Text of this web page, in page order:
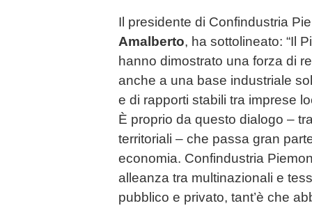
Il presidente di Confindustria
Amalberto, ha sottolineato: “Il
hanno dimostrato una forza di
anche a una base industriale
e di rapporti stabili tra imprese
È proprio da questo dialogo –
territoriali – che passa gran
economia. Confindustria
alleanza tra multinazionali e
pubblico e privato, tant’è che